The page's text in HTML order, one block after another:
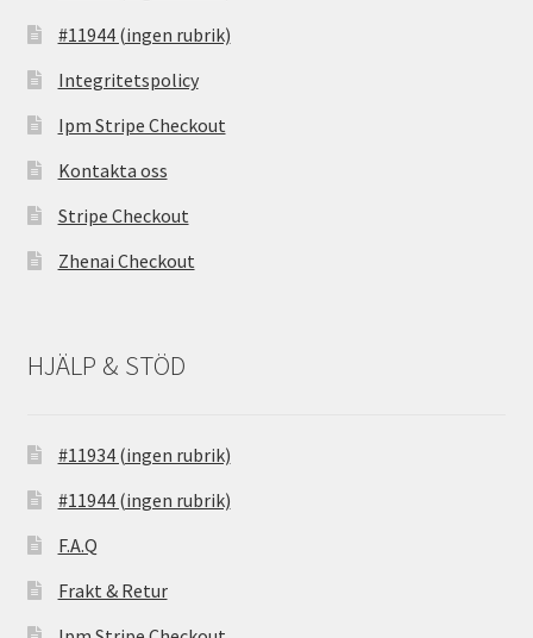
#11944 (ingen rubrik)
Integritetspolicy
Ipm Stripe Checkout
Kontakta oss
Stripe Checkout
Zhenai Checkout
HJÄLP & STÖD
#11934 (ingen rubrik)
#11944 (ingen rubrik)
F.A.Q
Frakt & Retur